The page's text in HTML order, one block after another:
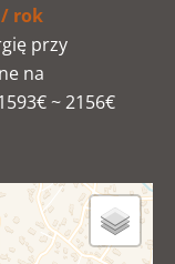
/ rok
przy
na
~ 2156€